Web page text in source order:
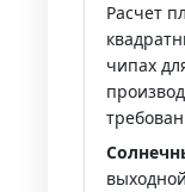
Расчет
чипах